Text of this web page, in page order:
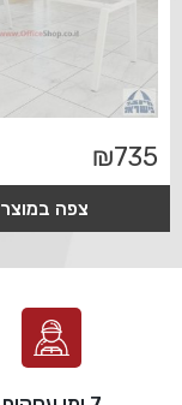
₪735
צפה במוצר